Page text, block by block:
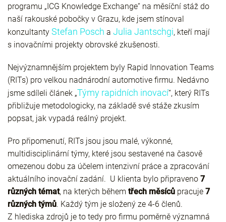
programu „ICG Knowledge Exchange“ na měsíční stáž do
naší rakouské pobočky v Grazu, kde jsem stínoval
konzultanty Stefan Posch a Julia Jantschgi, kteří mají
s inovačními projekty obrovské zkušenosti.
Nejvýznamnějším projektem byly Rapid Innovation Teams
(RITs) pro velkou nadnárodní automotive firmu. Nedávno
jsme sdíleli článek „Týmy rapidních inovací“, který RITs
přibližuje metodologicky, na základě své stáže zkusím
popsat, jak vypadá reálný projekt.
Pro připomenutí, RITs jsou jsou malé, výkonné,
multidisciplinární týmy, které jsou sestavené na časově
omezenou dobu za účelem intenzivní práce a zpracování
aktuálního inovační zadání. U klienta bylo připraveno 7
různých témat, na kterých během třech měsíců pracuje 7
různých týmů. Každý tým je složený ze 4-6 členů.
Z hlediska zdrojů je to tedy pro firmu poměrně významná